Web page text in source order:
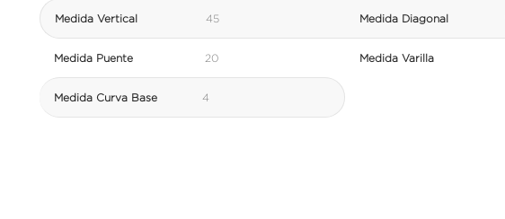
Medida Vertical 45 Medida Diagonal
Medida Puente 20 Medida Varilla
Medida Curva Base 4